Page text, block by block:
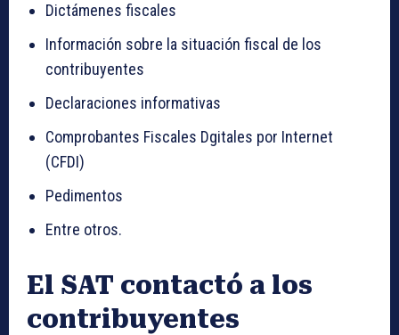
Dictámenes fiscales
Información sobre la situación fiscal de los
contribuyentes
Declaraciones informativas
Comprobantes Fiscales Dgitales por Internet
(CFDI)
Pedimentos
Entre otros.
El SAT contactó a los
contribuyentes